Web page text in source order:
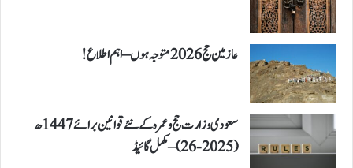
عازمین حج 2026 متوجہ ہوں – اہم اطلاع!
سعودی وزارت حج و عمرہ کے نئے قوانین برائے 1447ھ
(2025-26) – مکمل گائیڈ